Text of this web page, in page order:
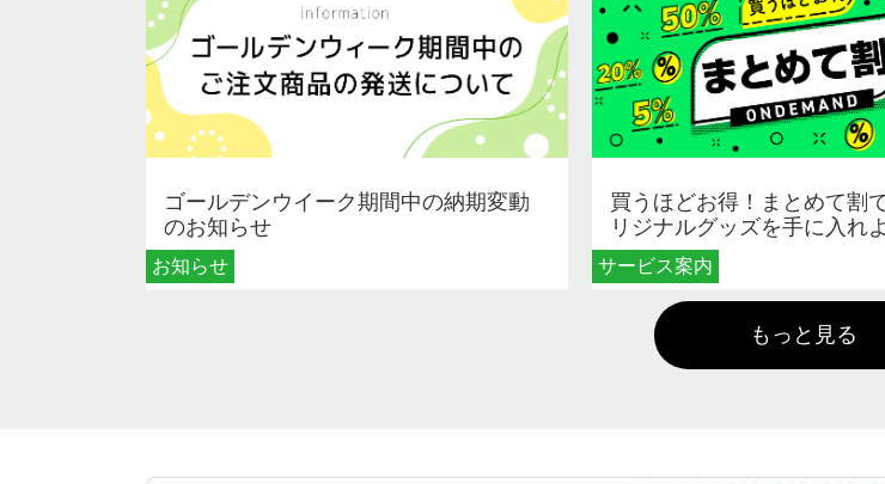
お知らせ
ゴールデンウイーク期間中の納期変動
のお知らせ
サービス案内
買うほどお得！まとめて割
リジナルグッズを手に入れ
もっと見る